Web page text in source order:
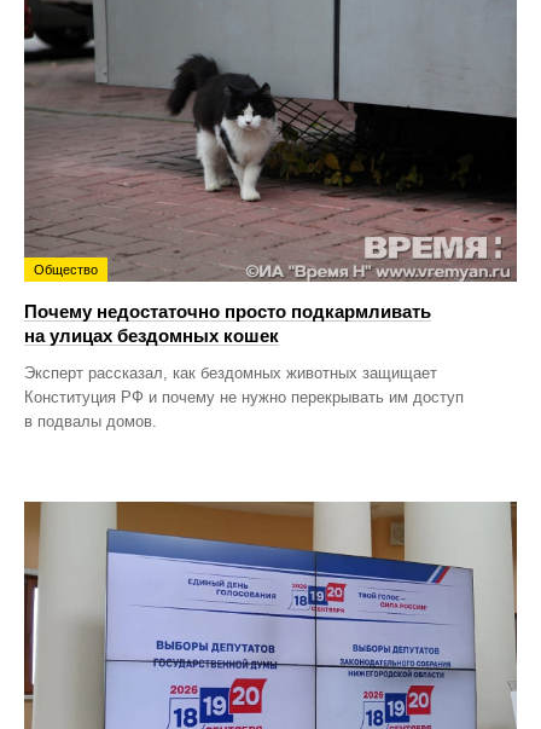
Общество
Почему недостаточно просто подкармливать
на улицах бездомных кошек
Эксперт рассказал, как бездомных животных защищает
Конституция РФ и почему не нужно перекрывать им доступ
в подвалы домов.